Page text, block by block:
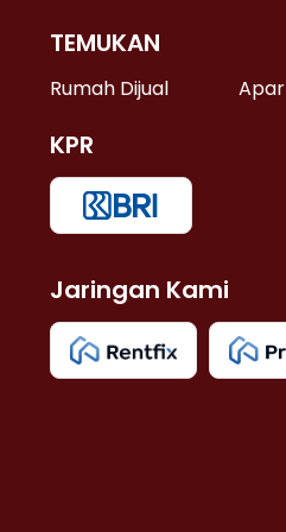
TEMUKAN
Rumah Dijual
KPR
Jaringan Kami